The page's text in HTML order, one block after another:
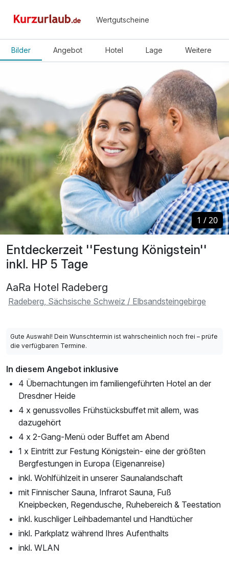
Wertgutscheine
Bilder Angebot Hotel Lage Weitere
Entdeckerzeit ''Festung Königstein''
inkl. HP 5 Tage
AaRa Hotel Radeberg
Radeberg, Sächsische Schweiz / Elbsandsteingebirge
1 /20
1 /20
Gute Auswahl! Dein Wunschtermin ist wahrscheinlich noch frei – prüfe
die verfügbaren Termine.
In diesem Angebot inklusive
4 Übernachtungen im familiengeführten Hotel an der
Dresdner Heide
4 x genussvolles Frühstücksbuffet mit allem, was
dazugehört
4 x 2-Gang-Menü oder Buffet am Abend
1 x Eintritt zur Festung Königstein- eine der größten
Bergfestungen in Europa (Eigenanreise)
inkl. Wohlfühlzeit in unserer Saunalandschaft
mit Finnischer Sauna, Infrarot Sauna, Fuß
Kneipbecken, Regendusche, Ruhebereich & Teestation
inkl. kuschliger Leihbademantel und Handtücher
inkl. Parkplatz während Ihres Aufenthalts
inkl. WLAN